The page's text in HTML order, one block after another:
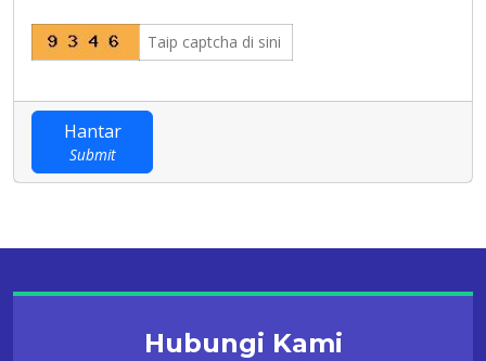
Hantar
Submit
Hubungi Kami